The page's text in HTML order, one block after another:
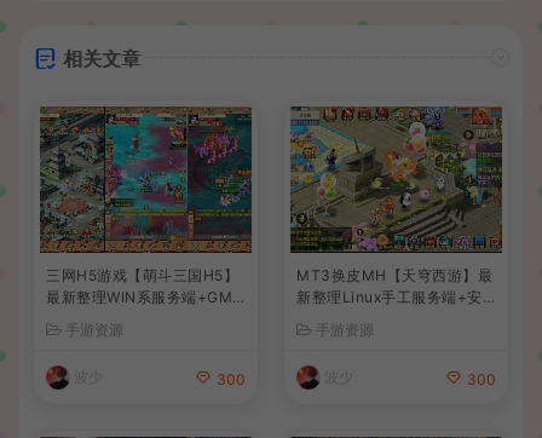
相关文章
三网H5游戏【萌斗三国H5】
最新整理WIN系服务端+GM
后台+详细搭建教程
手游资源
波少 300
MT3换皮MH【天穹西游】最
新整理Linux手工服务端+安
卓苹果双端+GM后台+详细搭
建教程+全套源码+视频教程
手游资源
波少 300